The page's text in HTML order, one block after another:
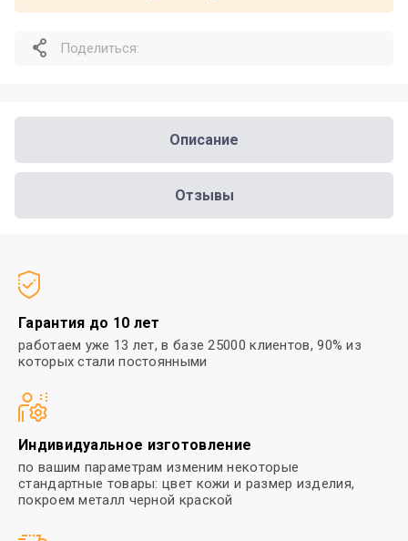
Поделиться:
Описание
Отзывы
Гарантия до 10 лет
работаем уже 13 лет, в базе 25000 клиентов, 90% из
которых стали постоянными
Индивидуальное изготовление
по вашим параметрам изменим некоторые
стандартные товары: цвет кожи и размер изделия,
покроем металл черной краской